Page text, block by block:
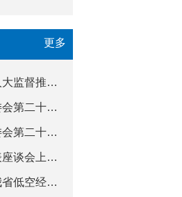
更多
程用文强调：以人大监督推动科技金融高质量发展
省十四届人大常委会第二十五次会议闭幕
省十四届人大常委会第二十五次会议举行
马国强在列席代表座谈会上强调 以精准履职筑牢荆楚...
徐文海强调：为我省低空经济高质量发展提供法治支撑